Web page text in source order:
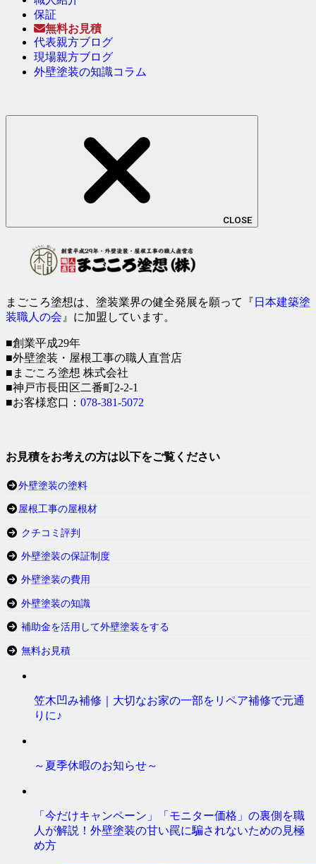
保証
無料お見積
代表親方ブログ
現場親方ブログ
外壁塗装の知識コラム
CLOSE
まごころ塗想は、塗装業界の健全発展を願って『 日本建築塗
装職人の会 』に加盟しています。
■創業平成29年
■外壁塗装・屋根工事の職人直営店
■まごころ塗想 株式会社
■神戸市長田区二番町2-2-1
■お客様窓口： 078-381-5072
お見積をお考えの方は以下をご覧ください
外壁塗装の塗料
屋根工事の屋根材
クチコミ評判
外壁塗装の保証制度
外壁塗装の費用
外壁塗装の知識
補助金を活用して外壁塗装をする
無料お見積
笠木凹み補修｜大切なお家の一部をリペア補修で元通
りに♪
～夏季休暇のお知らせ～
「今だけキャンペーン」「モニター価格」の裏側を職
人が解説！外壁塗装の甘い罠に騙されないための見極
め方